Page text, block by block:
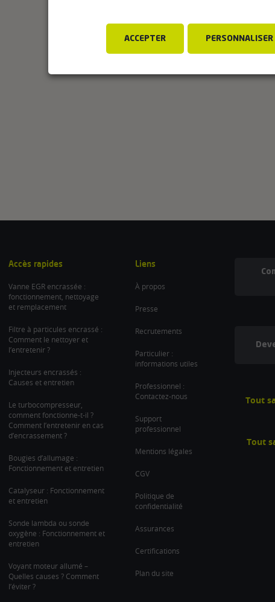
Accès rapides
Vanne EGR encrassée :
fonctionnement, nettoyage
et remplacement
Filtre à particules encrassé :
Comment le nettoyer et
l’entretenir ?
Injecteurs encrassés :
Causes et entretien
Le turbocompresseur,
comment fonctionne-t-il ?
Comment l’entretenir en cas
d’encrassement ?
Bougies d’allumage :
Fonctionnement et entretien
Catalyseur : Fonctionnement
et entretien
Sonde lambda ou sonde
oxygène : Fonctionnement et
entretien
Voyant moteur allumé –
Quelles causes ? Comment
l’éviter ?
Liens
À propos
Presse
Recrutements
Particulier :
informations utiles
Professionnel :
Contactez-nous
Support
professionnel
Mentions légales
CGV
Politique de
confidentialité
Assurances
Certifications
Plan du site
Tout
Tout
ACCEPTER PERSONNALISER